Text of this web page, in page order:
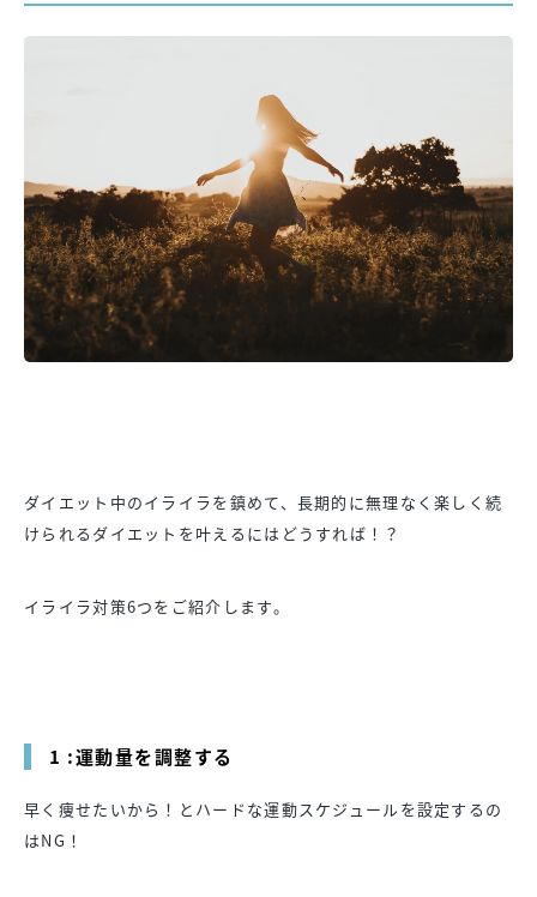
ダイエット中のイライラを鎮めて、長期的に無理なく楽しく続
けられるダイエットを叶えるにはどうすれば！？
イライラ対策6つをご紹介します。
1 :運動量を調整する
早く痩せたいから！とハードな運動スケジュールを設定するの
はNG！